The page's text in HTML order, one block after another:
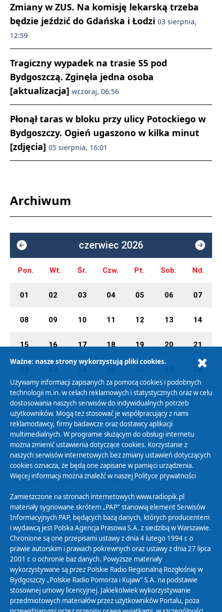
Zmiany w ZUS. Na komisję lekarską trzeba
będzie jeździć do Gdańska i Łodzi 03 sierpnia,
12:59
Tragiczny wypadek na trasie S5 pod
Bydgoszczą. Zginęła jedna osoba
[aktualizacja] wczoraj, 06:56
Płonął taras w bloku przy ulicy Potockiego w
Bydgoszczy. Ogień ugaszono w kilka minut
[zdjęcia] 05 sierpnia, 16:01
Archiwum
czerwiec 2026
Pon. Wt. Śr. Czw. Pt. Sob. Nd.
01 02 03 04 05 06 07
08 09 10 11 12 13 14
15 16 17 18 19 20 21
28
29 30 01 02 03 04 05
Polityka Prywatności
Zasady korzystania z Serwisu
Organizacje Pożytku Publicznego
Cyfryzacja DAB+
Polityka ochrony danych osobowych
Abonament
Zamówienia publiczne
Biuletyn Informacji Publicznej
Ważne: nasze strony wykorzystują pliki cookies.
Używamy informacji zapisanych za pomocą cookies i podobnych
technologii m.in. w celach reklamowych i statystycznych oraz w celu
dostosowania naszych serwisów do indywidualnych potrzeb
użytkowników. Mogą też stosować je współpracujący z nami
reklamodawcy, firmy badawcze oraz dostawcy aplikacji
multimedialnych. W programie służącym do obsługi internetu
można zmienić ustawienia dotyczące cookies. Korzystanie z
naszych serwisów internetowych bez zmiany ustawień dotyczących
cookies oznacza, że będą one zapisane w pamięci urządzenia.
Więcej informacji można znaleźć w naszej Polityce prywatności
Zamieszczone na stronach internetowych www.radiopik.pl
materiały sygnowane skrótem „PAP” stanowią element Serwisów
Informacyjnych PAP, będących bazą danych, których producentem
i wydawcą jest Polska Agencja Prasowa S.A. z siedzibą w Warszawie.
Chronione są one przepisami ustawy z dnia 4 lutego 1994 r. o
prawie autorskim i prawach pokrewnych oraz ustawy z dnia 27 lipca
2001 r. o ochronie baz danych. Powyższe materiały
wykorzystywane są przez Polskie Radio Regionalną Rozgłośnię w
Bydgoszczy „Polskie Radio Pomorza i Kujaw” S.A. na podstawie
stosownej umowy licencyjnej. Jakiekolwiek wykorzystywanie
przedmiotowych materiałów przez użytkowników Portalu, poza